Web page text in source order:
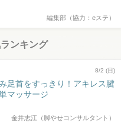
編集部（協力：eステ）
ンキング
8/2 (日)
足首をすっきり！アキレス腱
マッサージ
金井志江（脚やせコンサルタント）